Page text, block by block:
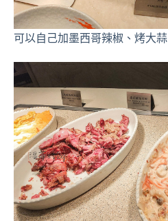
可以自己加墨西哥辣椒、烤大蒜